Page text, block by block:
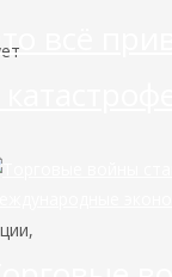
всё